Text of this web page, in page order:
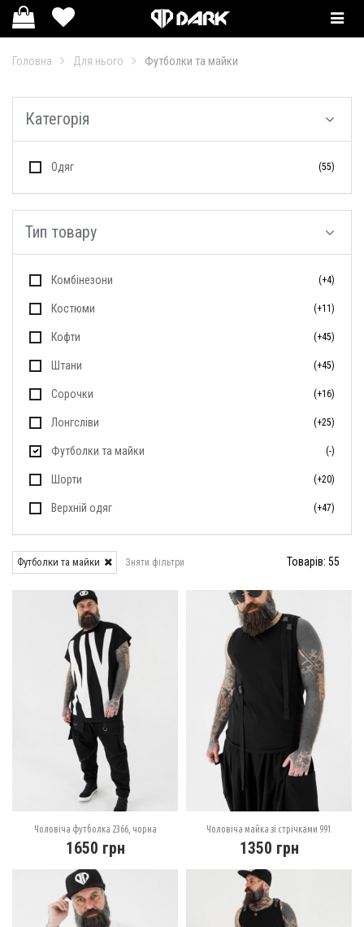
Головна Для нього Футболки та майки
Категорія
Одяг (55)
Тип товару
Комбінезони (+4)
Костюми (+11)
Кофти (+45)
Штани (+45)
Сорочки (+16)
Лонгсліви (+25)
Футболки та майки (-)
Шорти (+20)
Верхній одяг (+47)
Футболки та майки Зняти фільтри Товарів: 55
Чоловіча футболка 2366, чорна
1650 грн
Чоловіча майка зі стрічками 991
1350 грн